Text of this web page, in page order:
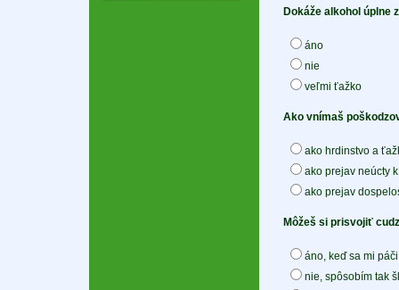
Dokáže alkohol úplne
áno
nie
veľmi ťažko
Ako vnímaš
ako hrdinstvo a
ako prejav neúcty
ako prejav
Môžeš si prisvojiť
áno, keď sa mi
nie, spôsobím tak